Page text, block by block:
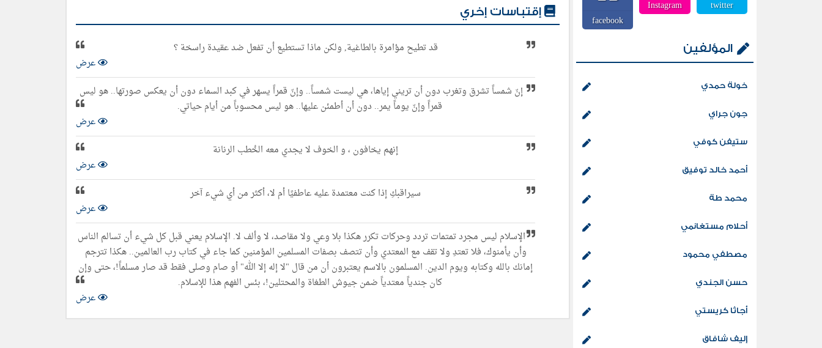
إقتباسات إخري
قد تطيح مؤامرة بالطاغية, ولكن ماذا تستطيع أن تفعل ضد عقيدة راسخة ؟
عرض
إنّ شمساً تشرق وتغرب دون أن تريني إياها، هي ليست شمساً.. وإنّ قمراً يسهر في كبد السماء دون أن يعكس صورتها.. هو ليس
قمراً وإنّ يوماً يمر.. دون أن أطمئن عليها.. هو ليس محسوباً من أيام حياتي.
عرض
إنهم يخافون ، و الخوف لا يجدي معه الخُطب الرنانة
عرض
سیراقبكِ إذا كنت معتمدة علیه عاطفیًا أم لا، أكثر من أي شيء آخر
عرض
الإسلام لیس مجرد تمتمات تردد وحركات تكرر ھكذا بلا وعي ولا مقاصد، لا وألف لا. الإسلام یعني قبل كل شيء أن تسالم الناس
وأن یأمنوك، فلا تعتدِ ولا تقف مع المعتدي وأن تتصف بصفات المسلمین المؤمنین كما جاء في كتاب رب العالمین.. ھكذا تترجم
إمانك بالله وكتابه ویوم الدین. المسلمون بالاسم یعتبرون أن من قال "لا إله إلا الله" أو صام وصلى فقط قد صار مسلماً!، حتى وإن
كان جندیاً معتدیاً ضمن جیوش الطغاة والمحتلین!، بئس الفھم ھذا للإسلام.
عرض
twitter
Instagram
facebook
المؤلفين
خولة حمدي
جون جراي
ستيفن كوفي
أحمد خالد توفيق
محمد طة
أحلام مستغانمي
مصطفي محمود
حسن الجندي
أجاثا كريستي
إليف شافاق